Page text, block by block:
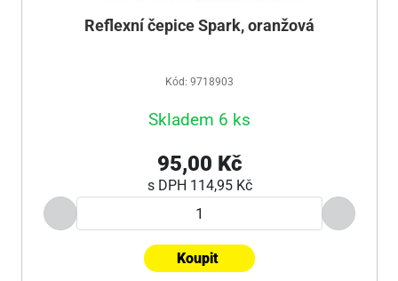
Reflexní čepice Spark, oranžová
Kód: 9718903
Skladem 6 ks
95,00 Kč
s DPH 114,95 Kč
Koupit